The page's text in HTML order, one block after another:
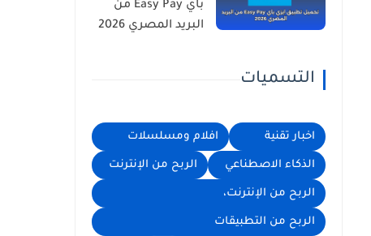
باي Easy Pay من
البريد المصري 2026
التسميات
اخبار تقنية افلام ومسلسلات
الذكاء الاصطناعي الربح من الإنترنت
الربح من الإنترنت،
الربح من التطبيقات